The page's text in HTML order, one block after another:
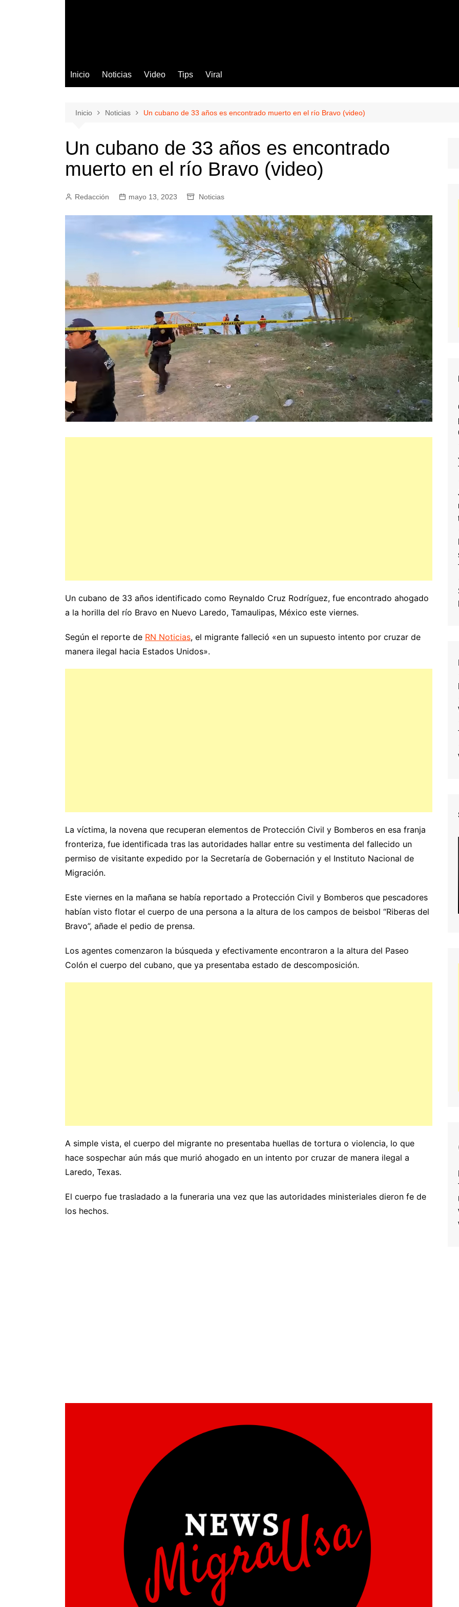
Inicio Noticias Video Tips Viral
Inicio Noticias Un cubano de 33 años es encontrado muerto en el río Bravo (video)
Un cubano de 33 años es encontrado
muerto en el río Bravo (video)
Redacción mayo 13, 2023 Noticias
Un cubano de 33 años identificado como Reynaldo Cruz Rodríguez, fue encontrado ahogado
a la horilla del río Bravo en Nuevo Laredo, Tamaulipas, México este viernes.
Según el reporte de RN Noticias, el migrante falleció «en un supuesto intento por cruzar de
manera ilegal hacia Estados Unidos».
La víctima, la novena que recuperan elementos de Protección Civil y Bomberos en esa franja
fronteriza, fue identificada tras las autoridades hallar entre su vestimenta del fallecido un
permiso de visitante expedido por la Secretaría de Gobernación y el Instituto Nacional de
Migración.
Este viernes en la mañana se había reportado a Protección Civil y Bomberos que pescadores
habían visto flotar el cuerpo de una persona a la altura de los campos de beisbol “Riberas del
Bravo”, añade el pedio de prensa.
Los agentes comenzaron la búsqueda y efectivamente encontraron a la altura del Paseo
Colón el cuerpo del cubano, que ya presentaba estado de descomposición.
A simple vista, el cuerpo del migrante no presentaba huellas de tortura o violencia, lo que
hace sospechar aún más que murió ahogado en un intento por cruzar de manera ilegal a
Laredo, Texas.
El cuerpo fue trasladado a la funeraria una vez que las autoridades ministeriales dieron fe de
los hechos.